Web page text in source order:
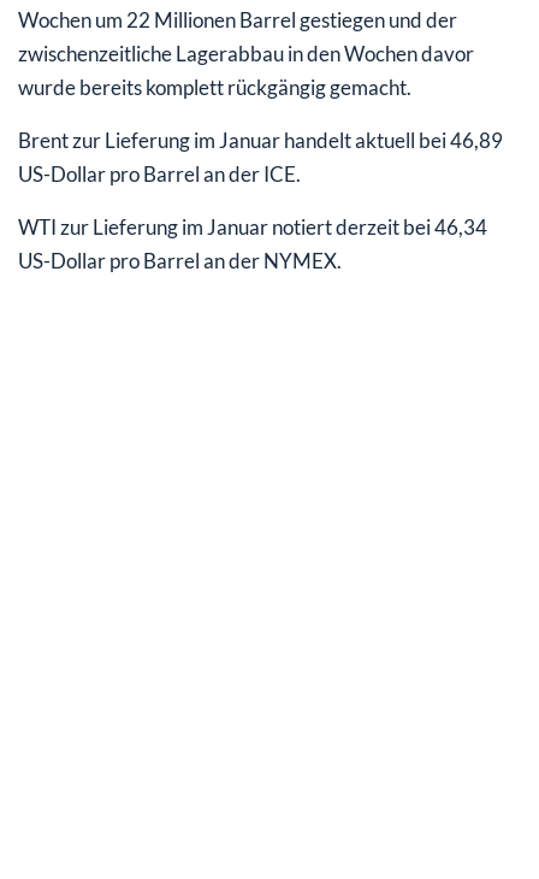
Wochen um 22 Millionen Barrel gestiegen und der
zwischenzeitliche Lagerabbau in den Wochen davor
wurde bereits komplett rückgängig gemacht.
Brent zur Lieferung im Januar handelt aktuell bei 46,89
US-Dollar pro Barrel an der ICE.
WTI zur Lieferung im Januar notiert derzeit bei 46,34
US-Dollar pro Barrel an der NYMEX.